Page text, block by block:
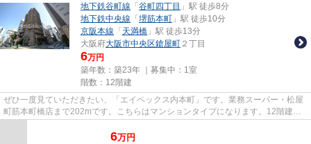
地下鉄谷町線 「 谷町四丁目 」駅 徒歩8分
地下鉄中央線 「 堺筋本町 」駅 徒歩10分
京阪本線 「 天満橋 」駅 徒歩13分
大阪府大阪市中央区鎗屋町 ２丁目
6万円
築年数：築23年 ｜募集中： 1室
階数：12階建
ぜひ一度見ていただきたい、「エイペックス内本町」です。業務スーパー・松屋
町筋本町橋店まで202mです。こちらはマンションタイプになります。12階建て
6万円